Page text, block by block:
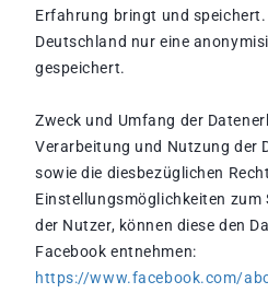
Erfahrung bringt und
Deutschland nur eine
gespeichert.
Zweck und Umfang der
Verarbeitung und Nutzung der
sowie die diesbezüglichen
Einstellungsmöglichkeiten
der Nutzer, können diese den
Facebook entnehmen:
https://www.facebook.com/